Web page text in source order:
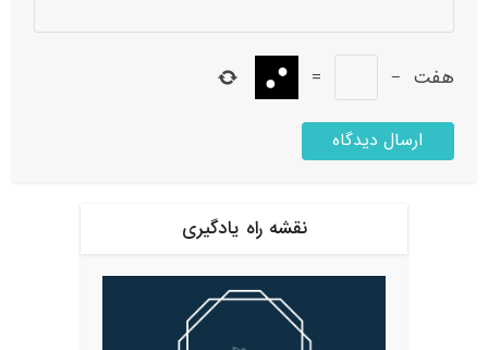
هفت −
=
نقشه راه یادگیری